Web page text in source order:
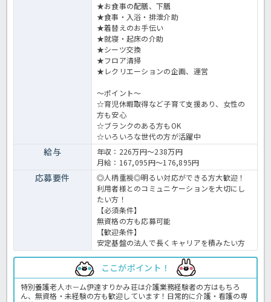
★お食事の配膳、下膳
★食事・入浴・排泄介助
★着替えのお手伝い
★就寝・起床の介助
★シーツ交換
★フロア清掃
★レクリエーションの企画、運営
～ポイント～
☆育児休暇取得など子育て支援あり、女性の
方も安心
☆ブランクのある方もOK
☆いろいろな世代の方が活躍中
給与
年収：226万円～238万円
月給：167,095円～176,895円
応募要件
◎人柄重視◎明るい対応ができる方大歓迎！
利用者様とのコミュニケーションを大切にし
たい方！
【必須条件】
無資格の方も応募可能
【歓迎条件】
安定基盤の法人で長くキャリアを積みたい方
ここがポイント！
特別養護老人ホ－ム伊達すりかみ荘は介護業務経験者の方はもちろ
ん、無資格・未経験の方も歓迎しています！日常的に介護・看護の専